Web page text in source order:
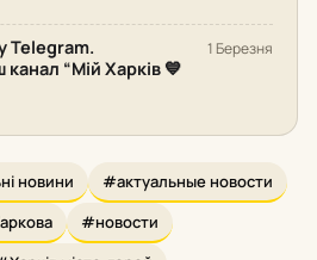
Telegram.
“Мій Харків 💙
1 Березня
новини
#актуальные новости
#новости